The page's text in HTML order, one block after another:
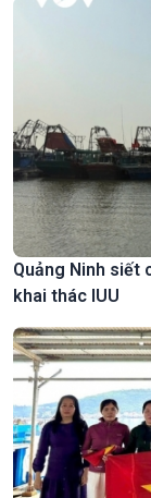
Quảng Ninh siết
khai thác IUU